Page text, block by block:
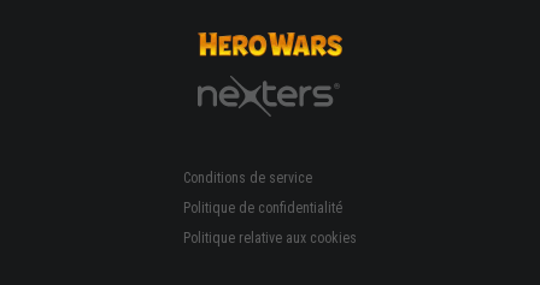
Conditions de service
Politique de confidentialité
Politique relative aux cookies